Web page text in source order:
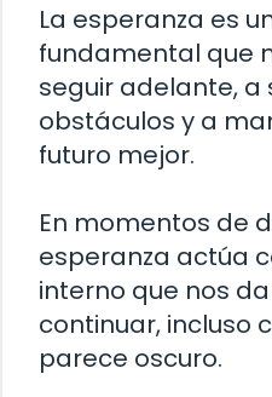
La esperanza es
fundamental que
seguir adelante, a
obstáculos y a
futuro mejor.
En momentos de
esperanza actúa
interno que nos
continuar, incluso
parece oscuro.